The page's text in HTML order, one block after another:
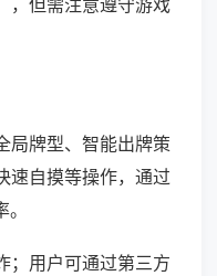
，但需注意遵守游戏
局牌型、智能出牌策
速自摸等操作，通过
；用户可通过第三方